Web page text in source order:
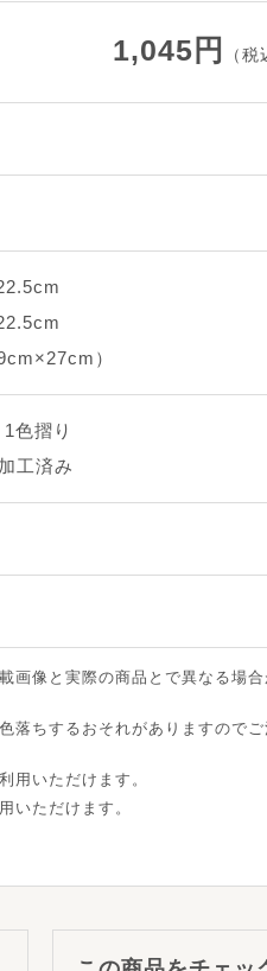
）
色摺り
工済み
画像と実際の商品とで異なる場合
落ちするおそれがありますのでご
用いただけます。
いただけます。
1,045円 （税